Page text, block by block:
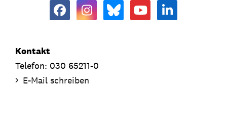
Kontakt
Telefon: 030 65211-0
E-Mail schreiben